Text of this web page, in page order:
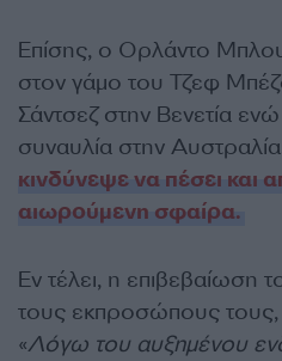
Επίσης, ο Ορλάντο
στον γάμο του Τζεφ
Σάντσεζ στην Βενετία
συναυλία στην
κινδύνεψε να πέσει και
αιωρούμενη σφαίρα.
Εν τέλει, η
τους εκπροσώπους
«Λόγω του αυξημένου